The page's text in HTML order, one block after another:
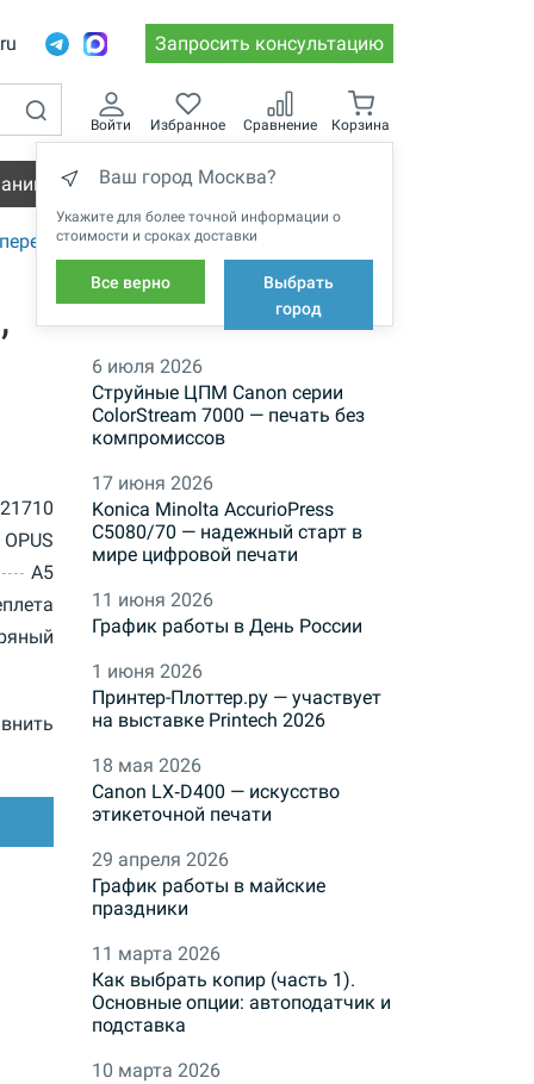
Запросить консультацию
Войти Избранное Сравнение Корзина
Ваш город Москва?
Укажите для более точной информации о
стоимости и сроках доставки
Все верно
Выбрать
город
Вакансии
Metalbind
OPUS
A5
НОВОСТИ
6 июля 2026
Струйные ЦПМ Canon серии
ColorStream 7000 — печать без
компромиссов
17 июня 2026
Konica Minolta AccurioPress
C5080/70 — надежный старт в
мире цифровой печати
11 июня 2026
График работы в День России
1 июня 2026
Принтер-Плоттер.ру — участвует
на выставке Printech 2026
18 мая 2026
Canon LX‑D400 — искусство
этикеточной печати
29 апреля 2026
График работы в майские
праздники
11 марта 2026
Как выбрать копир (часть 1).
Основные опции: автоподатчик и
подставка
10 марта 2026